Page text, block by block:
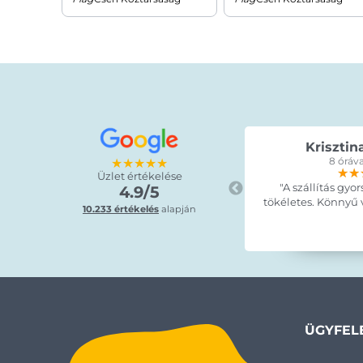
★★★★★
Üzlet értékelése
4.9/5
10.233 értékelés alapján
8
"A szállítás
tökéletes. Könnyű